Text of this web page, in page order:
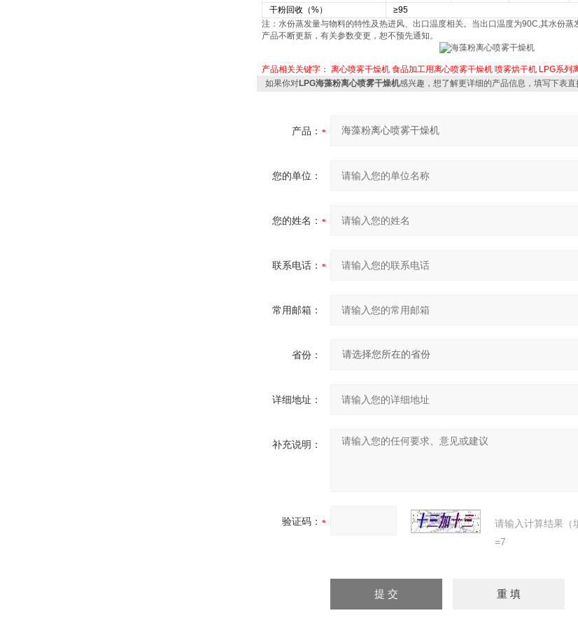
干粉回收（%）
≥95
注：水份蒸发量与物料的特性及热进风、出口温度相关。当出口温度为90C,其水份
产品不断更新，有关参数变更，恕不预先通知。
产品相关关键字： 离心喷雾干燥机 食品加工用离心喷雾干燥机 喷雾烘干机 LPG系列
如果你对LPG海藻粉离心喷雾干燥机感兴趣，想了解更详细的产品信息，填写下表直
产品：
您的单位：
您的姓名：
联系电话：
常用邮箱：
省份：
详细地址：
补充说明：
验证码：
请输入计算结果（
=7